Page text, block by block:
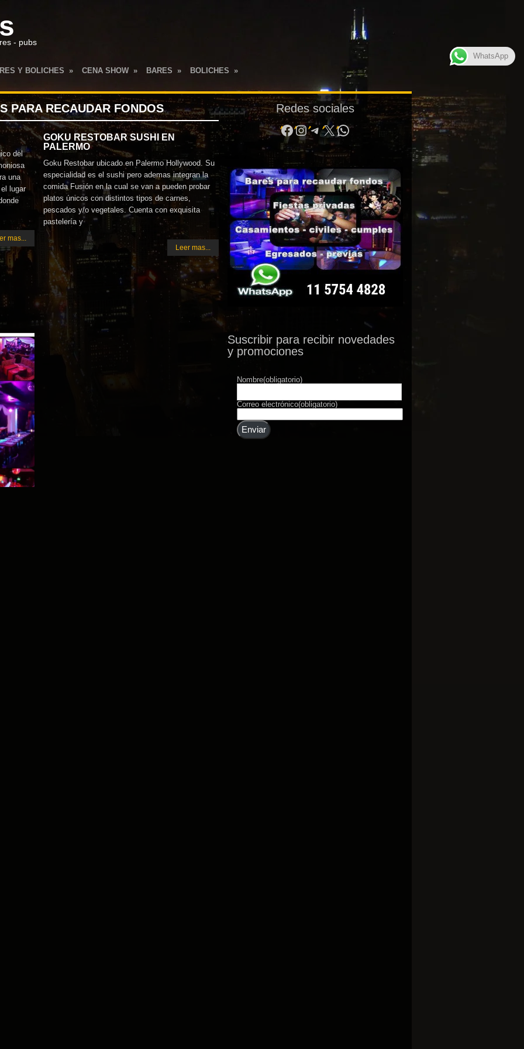
- pubs
Y BOLICHES » CENA SHOW » BARES » BOLICHES »
PARA RECAUDAR FONDOS
del
una
lugar
mas...
GOKU RESTOBAR SUSHI EN
PALERMO
Goku Restobar ubicado en Palermo Hollywood. Su
especialidad es el sushi pero ademas integran la
comida Fusión en la cual se van a pueden probar
platos únicos con distintos tipos de carnes,
pescados y/o vegetales. Cuenta con exquisita
pastelería y
Leer mas...
Redes sociales
Facebook
Instagram
Telegram
X WhatsApp
Suscribir para recibir novedades
y promociones
Nombre(obligatorio)
Correo electrónico(obligatorio)
Enviar
WhatsApp